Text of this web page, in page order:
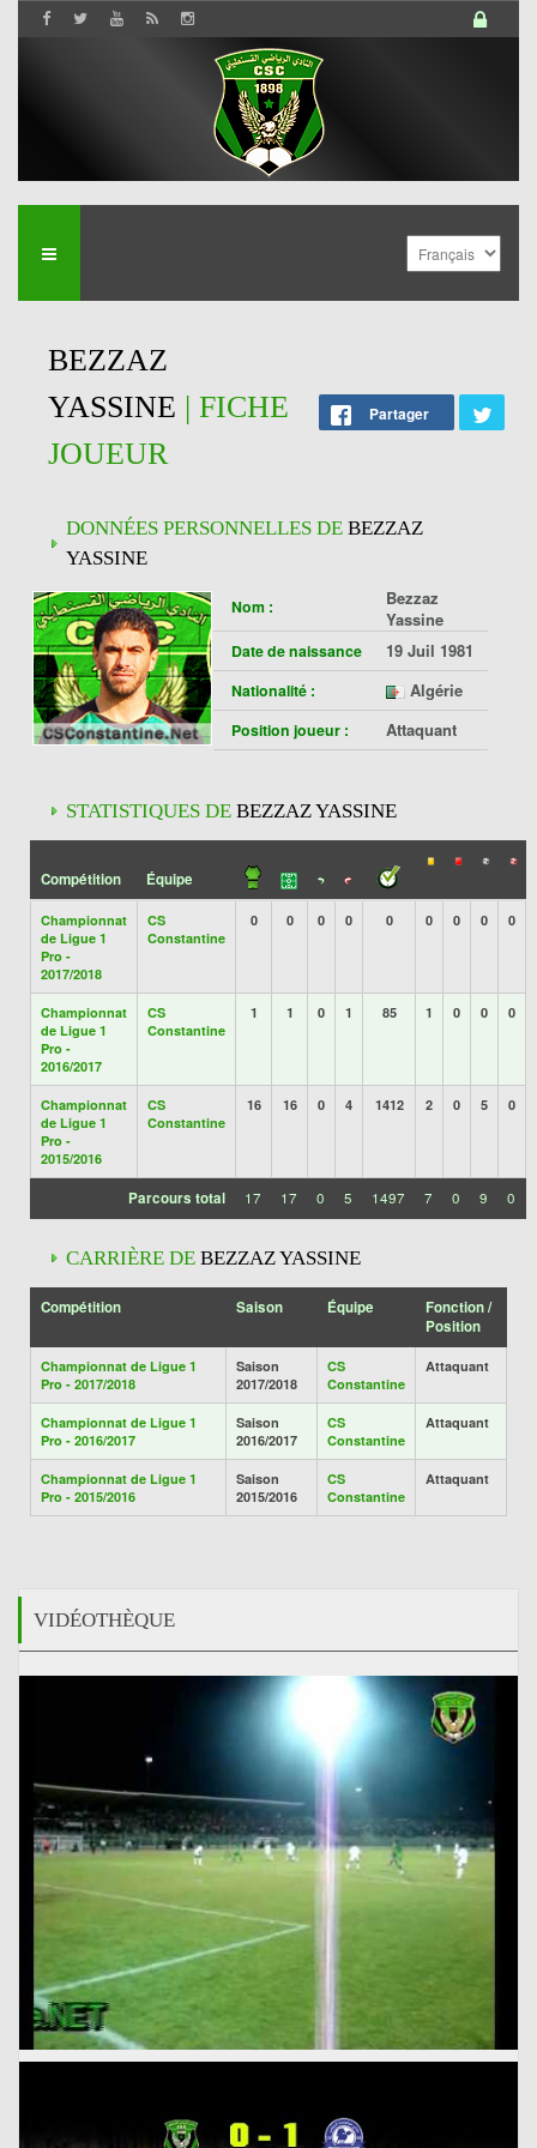
BEZZAZ
YASSINE | FICHE
JOUEUR
Partager
DONNÉES PERSONNELLES DE BEZZAZ
YASSINE
Nom :
Bezzaz
Yassine
Date de naissance 19 Juil 1981
Nationalité : Algérie
Position joueur : Attaquant
STATISTIQUES DE BEZZAZ YASSINE
Compétition Équipe
Championnat
de Ligue 1
Pro -
2017/2018
CS
Constantine
0 0 0 0 0 0 0 0 0
Championnat
de Ligue 1
Pro -
2016/2017
CS
Constantine
1 1 0 1 85 1 0 0 0
Championnat
de Ligue 1
Pro -
2015/2016
CS
Constantine
16 16 0 4 1412 2 0 5 0
Parcours total 17 17 0 5 1497 7 0 9 0
CARRIÈRE DE BEZZAZ YASSINE
Compétition Saison Équipe
Fonction /
Position
Championnat de Ligue 1
Pro - 2017/2018
Saison
2017/2018
CS
Constantine
Attaquant
Championnat de Ligue 1
Pro - 2016/2017
Saison
2016/2017
CS
Constantine
Attaquant
Championnat de Ligue 1
Pro - 2015/2016
Saison
2015/2016
CS
Constantine
Attaquant
VIDÉOTHÈQUE